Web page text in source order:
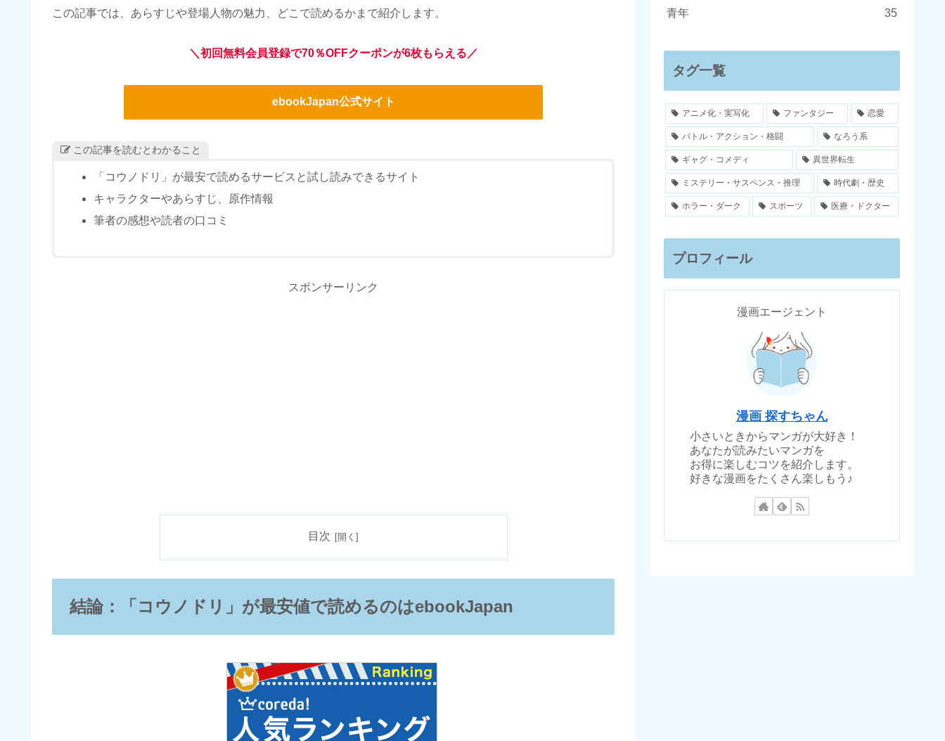
この記事では、あらすじや登場人物の魅力、どこで読めるかまで紹介します。
＼初回無料会員登録で70％OFFクーポンが6枚もらえる／
ebookJapan公式サイト
この記事を読むとわかること
「コウノドリ」が最安で読めるサービスと試し読みできるサイト
キャラクターやあらすじ、原作情報
筆者の感想や読者の口コミ
スポンサーリンク
目次
結論：「コウノドリ」が最安値で読めるのはebookJapan
青年 35
タグ一覧
アニメ化・実写化 ファンタジー 恋愛
バトル・アクション・格闘 なろう系
ギャグ・コメディ 異世界転生
ミステリー・サスペンス・推理 時代劇・歴史
ホラー・ダーク スポーツ 医療・ドクター
プロフィール
漫画エージェント
漫画 探すちゃん
小さいときからマンガが大好き！
あなたが読みたいマンガを
お得に楽しむコツを紹介します。
好きな漫画をたくさん楽しもう♪